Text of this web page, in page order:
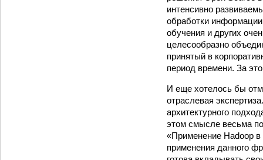
интенсивно
обработки
обучения и других
целесообразно
принятый в
период времени. За
И еще хотелось бы
отраслевая
архитектурного
этом смысле весьма
«Применение Hadoop в
применения данного